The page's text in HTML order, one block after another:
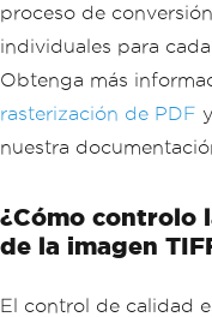
proceso de
individuales para
Obtenga más
rasterización de PDF y
nuestra
¿Cómo controlo
de la imagen
El control de calidad